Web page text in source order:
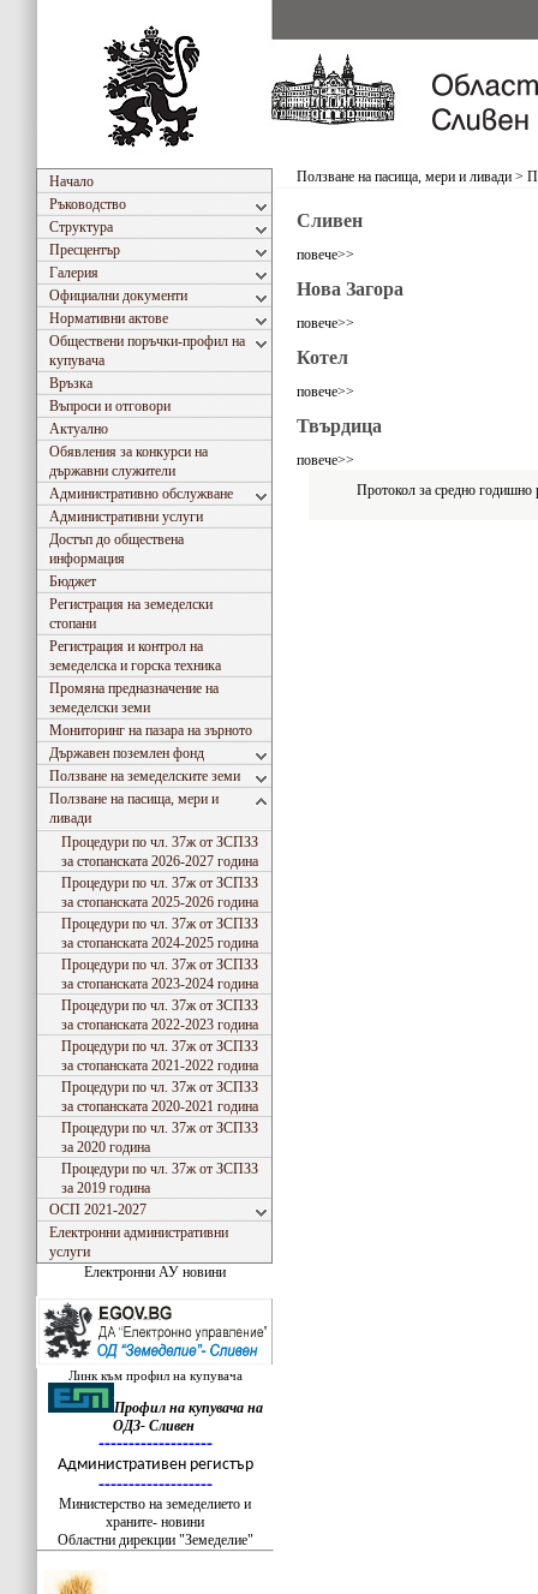
Начало
Ръководство
Структура
Пресцентър
Галерия
Официални документи
Нормативни актове
Обществени поръчки-профил на
купувача
Връзка
Въпроси и отговори
Актуално
Обявления за конкурси на
държавни служители
Административно обслужване
Административни услуги
Достъп до обществена
информация
Бюджет
Регистрация на земеделски
стопани
Регистрация и контрол на
земеделска и горска техника
Промяна предназначение на
земеделски земи
Мониторинг на пазара на зърното
Държавен поземлен фонд
Ползване на земеделските земи
Ползване на пасища, мери и
ливади
Процедури по чл. 37ж от ЗСПЗЗ
за стопанската 2026-2027 година
Процедури по чл. 37ж от ЗСПЗЗ
за стопанската 2025-2026 година
Процедури по чл. 37ж от ЗСПЗЗ
за стопанската 2024-2025 година
Процедури по чл. 37ж от ЗСПЗЗ
за стопанската 2023-2024 година
Процедури по чл. 37ж от ЗСПЗЗ
за стопанската 2022-2023 година
Процедури по чл. 37ж от ЗСПЗЗ
за стопанската 2021-2022 година
Процедури по чл. 37ж от ЗСПЗЗ
за стопанската 2020-2021 година
Процедури по чл. 37ж от ЗСПЗЗ
за 2020 година
Процедури по чл. 37ж от ЗСПЗЗ
за 2019 година
ОСП 2021-2027
Електронни административни
услуги
Електронни АУ новини
Линк към профил на купувача
Профил на купувача на
ОДЗ- Сливен
-------------------
Административен регистър
-------------------
Министерство на земеделието и
храните- новини
Областни дирекции "Земеделие"
Ползване на пасища, мери и ливади >
Сливен
повече>>
Нова Загора
повече>>
Котел
повече>>
Твърдица
повече>>
Протокол за средно годишно
Съгласно Закона за въвеждане на еврото в РБългария, ОДЗ- Сливен ще превалутира